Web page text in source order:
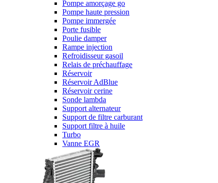
Pompe amorçage go
Pompe haute pression
Pompe immergée
Porte fusible
Poulie damper
Rampe injection
Refroidisseur gasoil
Relais de préchauffage
Réservoir
Réservoir AdBlue
Réservoir cerine
Sonde lambda
Support alternateur
Support de filtre carburant
Support filtre à huile
Turbo
Vanne EGR